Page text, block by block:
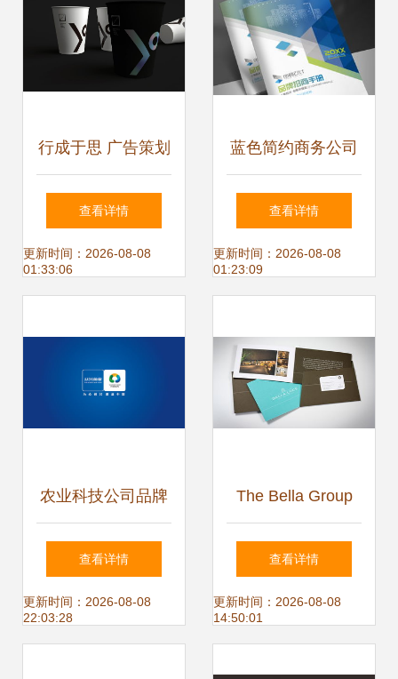
行成于思 广告策划
中的企业形象塑造
艺术
查看详情
更新时间：2026-08-08
01:33:06
蓝色简约商务公司
画册封面宣传册形
象封面图片设计素
载 173.40mb 企业
画册封面大全
查看详情
更新时间：2026-08-08
01:23:09
农业科技公司品牌
全案形象设计
查看详情
更新时间：2026-08-08
22:03:28
The Bella Group
企业形象设计与策
划 塑造优雅与创新
查看详情
更新时间：2026-08-08
14:50:01